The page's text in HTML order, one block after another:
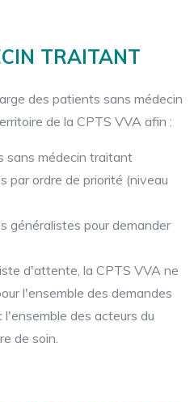
TRAITANT
des patients sans médecin
de la CPTS VVA afin :
sans médecin traitant
par ordre de priorité (niveau
généralistes pour demander
d'attente, la CPTS VVA ne
l'ensemble des demandes
des acteurs du
de soin.